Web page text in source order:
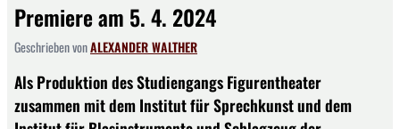
Premiere am 5. 4. 2024
Geschrieben vonALEXANDER WALTHER
Als Produktion des Studiengangs Figurentheater
zusammen mit dem Institut für Sprechkunst und dem